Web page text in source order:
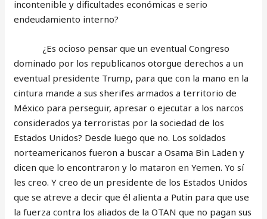
incontenible y dificultades económicas e serio
endeudamiento interno?
¿Es ocioso pensar que un eventual Congreso
dominado por los republicanos otorgue derechos a un
eventual presidente Trump, para que con la mano en la
cintura mande a sus sherifes armados a territorio de
México para perseguir, apresar o ejecutar a los narcos
considerados ya terroristas por la sociedad de los
Estados Unidos? Desde luego que no. Los soldados
norteamericanos fueron a buscar a Osama Bin Laden y
dicen que lo encontraron y lo mataron en Yemen. Yo sí
les creo. Y creo de un presidente de los Estados Unidos
que se atreve a decir que él alienta a Putin para que use
la fuerza contra los aliados de la OTAN que no pagan sus